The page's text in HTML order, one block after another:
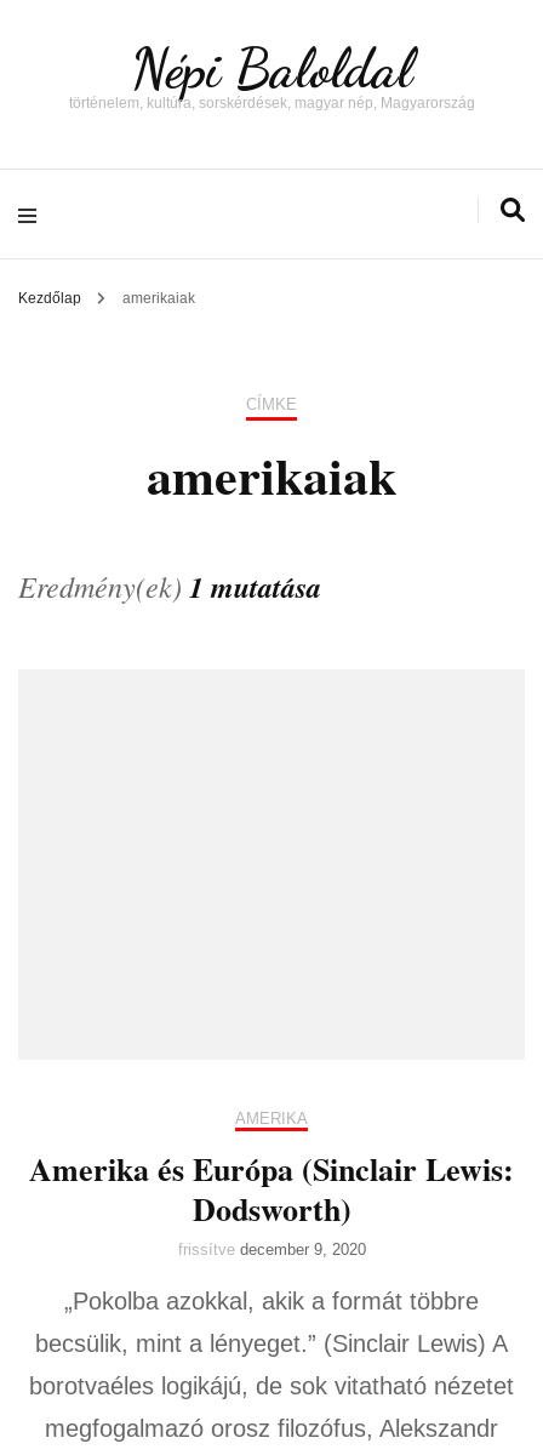
Népi Baloldal
történelem, kultúra, sorskérdések, magyar nép, Magyarország
Kezdőlap amerikaiak
CÍMKE
amerikaiak
Eredmény(ek) 1 mutatása
AMERIKA
Amerika és Európa (Sinclair Lewis:
Dodsworth)
frissítve december 9, 2020
„Pokolba azokkal, akik a formát többre
becsülik, mint a lényeget.” (Sinclair Lewis) A
borotvaéles logikájú, de sok vitatható nézetet
megfogalmazó orosz filozófus, Alekszandr